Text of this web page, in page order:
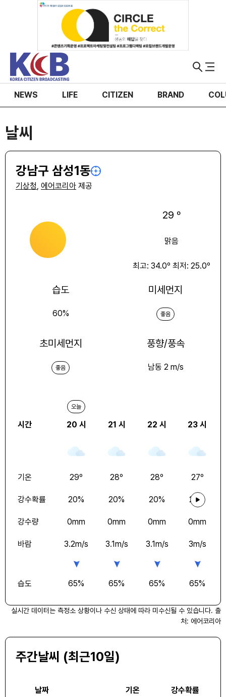
NEWS LIFE CITIZEN BRAND
날씨
강남구 삼성1동
기상청, 에어코리아 제공
29 º
맑음
최고: 34.0º 최저: 25.0º
습도
60%
미세먼지
좋음
초미세먼지
좋음
풍향/풍속
남동 2 m/s
오늘
시간 20 시 21 시 22 시 23 시
기온 29º 28º 28º 27º
강수확률 20% 20% 20% 20%
강수량 0mm 0mm 0mm 0mm
바람 3.2m/s 3.1m/s 3.1m/s 3m/s
습도 65% 65% 65% 65%
실시간 데이터는 측정소 상황이나 수신 상태에 따라 미수신될 수 있습니다. 출
처: 에어코리아
주간날씨 (최근10일)
날짜 기온 강수확률